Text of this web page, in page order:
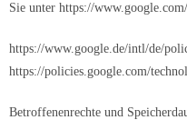
Sie unter https://
https://www.google.de/intl/de/
https://policies.google.com/
Betroffenenrechte und